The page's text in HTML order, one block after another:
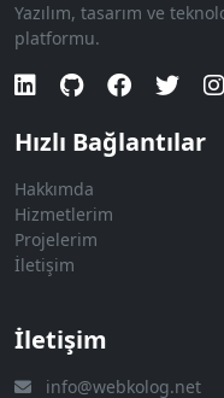
Yazılım, tasarım ve
platformu.
Hızlı Bağlantılar
Hakkımda
Hizmetlerim
Projelerim
İletişim
İletişim
info@webkolog.net